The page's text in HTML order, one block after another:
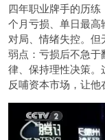
四年职业牌手的历
个月亏损、单日最
对局、情绪失控。
弱点：亏损后不急
律、保持理性决策
反哺资本市场，让他